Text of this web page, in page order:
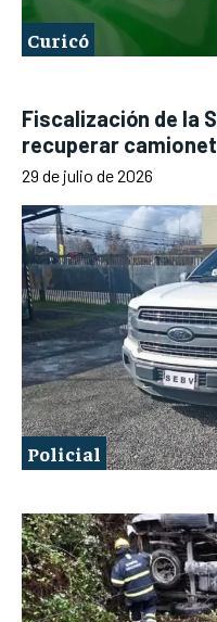
Curicó
Fiscalización de la
recuperar
29 de julio de 2026
Policial